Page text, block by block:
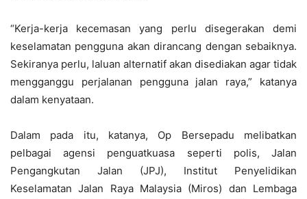
“Kerja-kerja kecemasan yang perlu disegerakan demi
keselamatan pengguna akan dirancang dengan sebaiknya.
Sekiranya perlu, laluan alternatif akan disediakan agar tidak
mengganggu perjalanan pengguna jalan raya,” katanya
dalam kenyataan.
Dalam pada itu, katanya, Op Bersepadu melibatkan
pelbagai agensi penguatkuasa seperti polis, Jalan
Pengangkutan Jalan (JPJ), Institut Penyelidikan
Keselamatan Jalan Raya Malaysia (Miros) dan Lembaga